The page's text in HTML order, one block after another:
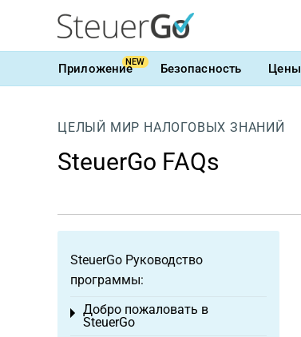
ПриложениеNEW Безопасность Цены
ЦЕЛЫЙ МИР НАЛОГОВЫХ ЗНАНИЙ
SteuerGo FAQs
SteuerGo Руководство
программы:
Добро пожаловать в
SteuerGo
Toggle menu